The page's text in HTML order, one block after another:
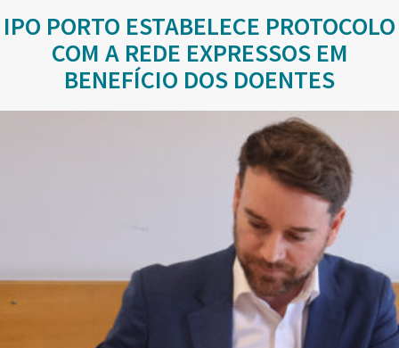
IPO PORTO ESTABELECE PROTOCOLO
COM A REDE EXPRESSOS EM
BENEFÍCIO DOS DOENTES